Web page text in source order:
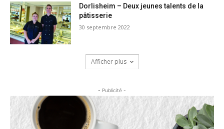
Dorlisheim – Deux jeunes talents de la
pâtisserie
30 septembre 2022
Afficher plus
- Publicité -